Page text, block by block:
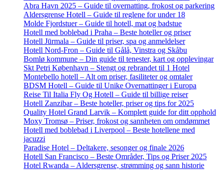
Abra Havn 2025 – Guide til overnatting, frokost og parkering
Aldersgrense Hotell – Guide til reglene for under 18
Molde Fjordstuer – Guide til hotell, mat og badstue
Hotell med boblebad i Praha – Beste hoteller og priser
Hotell Jūrmala – Guide til priser, spa og anmeldelser
Hotell Nord-Fron – Guide til Gålå, Vinstra og Skåbu
Bomlø kommune – Din guide til tenester, kart og opplevingar
Skt Petri København – Stengt og rebrandet til 1 Hotel
Montebello hotell – Alt om priser, fasiliteter og omtaler
BDSM Hotell – Guide til Unike Overnattinger i Europa
Reise Til Italia Fly Og Hotell – Guide til billige reiser
Hotell Zanzibar – Beste hoteller, priser og tips for 2025
Quality Hotel Grand Larvik – Komplett guide for ditt opphold
Moxy Tromsø – Priser, frokost og sannheten om omdømmet
Hotell med boblebad i Liverpool – Beste hotellene med
jacuzzi
Paradise Hotel – Deltakere, sesonger og finale 2026
Hotell San Francisco – Beste Områder, Tips og Priser 2025
Hotel Rwanda – Aldersgrense, strømming og sann historie